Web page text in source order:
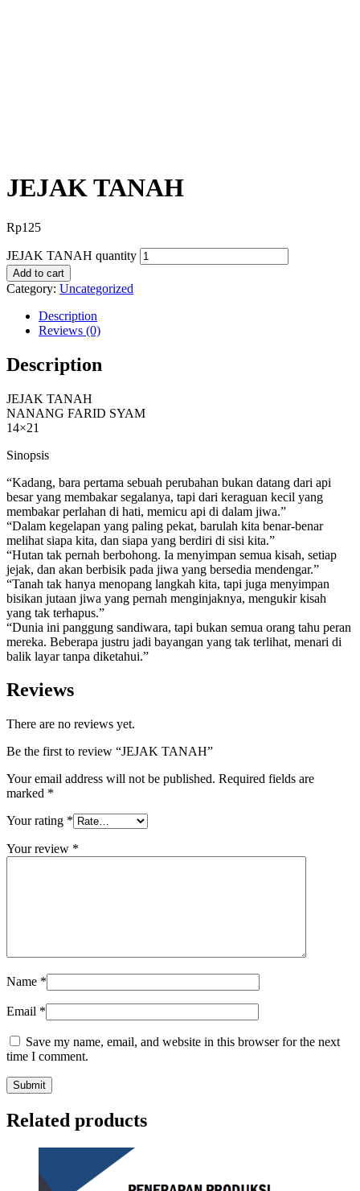
JEJAK TANAH
Rp125
JEJAK TANAH quantity
Add to cart
Category: Uncategorized
Description
Reviews (0)
Description
JEJAK TANAH
NANANG FARID SYAM
14×21
Sinopsis
“Kadang, bara pertama sebuah perubahan bukan datang dari api
besar yang membakar segalanya, tapi dari keraguan kecil yang
membakar perlahan di hati, memicu api di dalam jiwa.”
“Dalam kegelapan yang paling pekat, barulah kita benar-benar
melihat siapa kita, dan siapa yang berdiri di sisi kita.”
“Hutan tak pernah berbohong. Ia menyimpan semua kisah, setiap
jejak, dan akan berbisik pada jiwa yang bersedia mendengar.”
“Tanah tak hanya menopang langkah kita, tapi juga menyimpan
bisikan jutaan jiwa yang pernah menginjaknya, mengukir kisah
yang tak terhapus.”
“Dunia ini panggung sandiwara, tapi bukan semua orang tahu peran
mereka. Beberapa justru jadi bayangan yang tak terlihat, menari di
balik layar tanpa diketahui.”
Reviews
There are no reviews yet.
Be the first to review “JEJAK TANAH”
Your email address will not be published. Required fields are
marked *
Your rating *
Your review *
Name *
Email *
Save my name, email, and website in this browser for the next
time I comment.
Related products